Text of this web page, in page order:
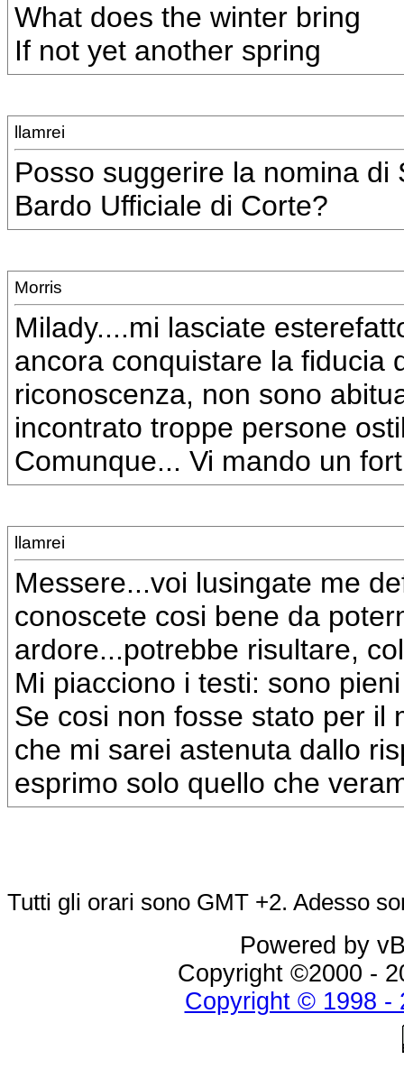
What does the winter bring
If not yet another spring
llamrei
Posso suggerire la nomina
Bardo Ufficiale di Corte?
Morris
Milady....mi lasciate
ancora conquistare la fiducia
riconoscenza, non sono
incontrato troppe persone
Comunque... Vi mando un
llamrei
Messere...voi lusingate me
conoscete cosi bene da
ardore...potrebbe risultare,
Mi piacciono i testi: sono
Se cosi non fosse stato per il
che mi sarei astenuta dallo
esprimo solo quello che
Tutti gli orari sono GMT +2. Adesso
Powered by
Copyright ©2000 -
Copyright © 1998 -